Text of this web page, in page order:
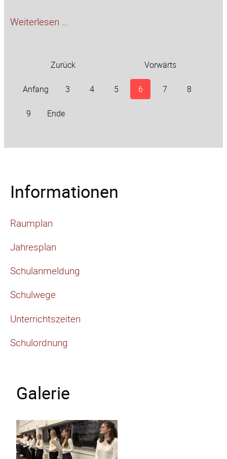
Weiterlesen …
Zurück Vorwärts
Anfang 3 4 5 6 7 8
9 Ende
Informationen
Raumplan
Jahresplan
Schulanmeldung
Schulwege
Unterrichtszeiten
Schulordnung
Galerie